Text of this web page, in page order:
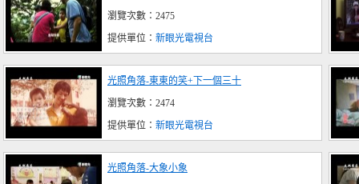
瀏覽次數：2475
提供單位： 新眼光電視台
光照角落-東東的笑+下一個三十
瀏覽次數：2474
提供單位： 新眼光電視台
光照角落-大象小象